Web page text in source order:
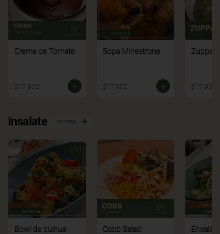
Crema de Tomate
$17.900
Sopa Minestrone
$17.900
Zuppa
$17.900
Insalate Ver más
Bowl de quinua Cobb Salad